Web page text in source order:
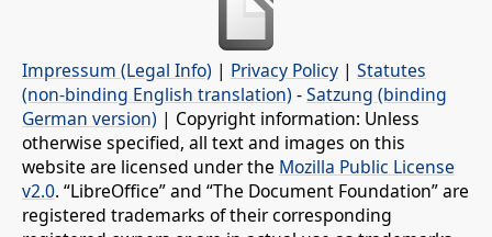
Impressum (Legal Info) | Privacy Policy | Statutes
(non-binding English translation) -Satzung (binding
German version) | Copyright information: Unless
otherwise specified, all text and images on this
website are licensed under the Mozilla Public License
v2.0. “LibreOffice” and “The Document Foundation” are
registered trademarks of their corresponding